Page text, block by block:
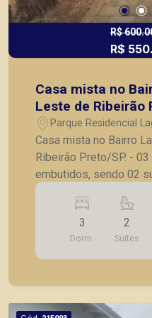
R$
R$
Casa mista no
Leste de Ribeirão
Parque Residencial
Casa mista no Bairro
Ribeirão Preto/SP. - 03 dormitórios com armários
embutidos, sendo 02
Sala ampla para 02
com armários
fundos; - Lazer com
Dormitório/ Banheiro
com jardim; -
com a Piramid
3
Dorm.
2
Suítes